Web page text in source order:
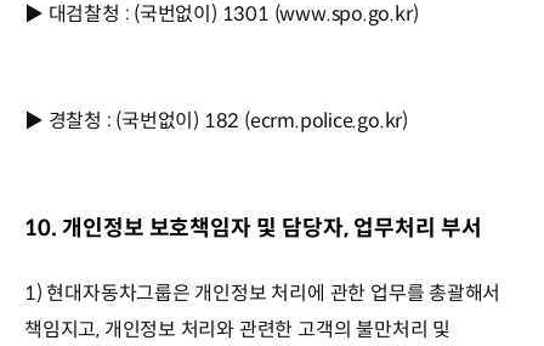
▶ 대검찰청 : (국번없이) 1301 (www.spo.go.kr)
▶ 경찰청 : (국번없이) 182 (ecrm.police.go.kr)
10. 개인정보 보호책임자 및 담당자, 업무처리 부서
1) 현대자동차그룹은 개인정보 처리에 관한 업무를 총괄해서
책임지고, 개인정보 처리와 관련한 고객의 불만처리 및